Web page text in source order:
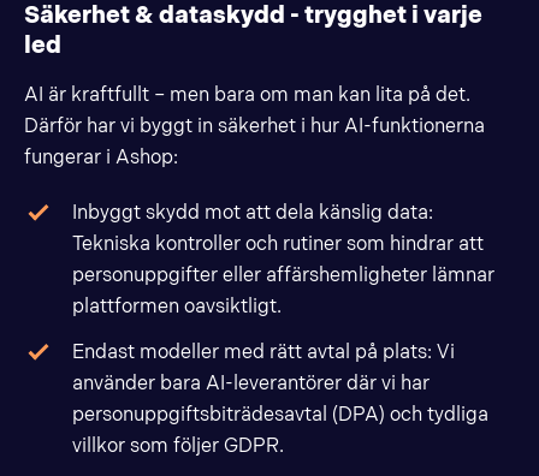
Säkerhet & dataskydd - trygghet i varje
led
AI är kraftfullt – men bara om man kan lita på det.
Därför har vi byggt in säkerhet i hur AI-funktionerna
fungerar i Ashop:
Inbyggt skydd mot att dela känslig data:
Tekniska kontroller och rutiner som hindrar att
personuppgifter eller affärshemligheter lämnar
plattformen oavsiktligt.
Endast modeller med rätt avtal på plats: Vi
använder bara AI-leverantörer där vi har
personuppgiftsbiträdesavtal (DPA) och tydliga
villkor som följer GDPR.